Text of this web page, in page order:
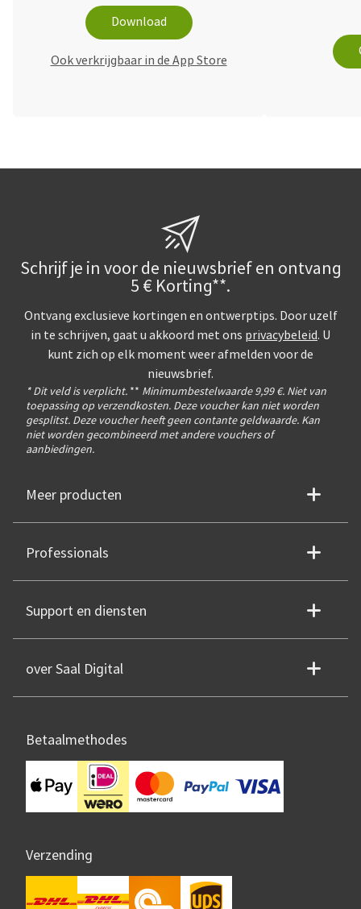
removing,
pictures around
Download
Ook verkrijgbaar in de App Store
Schrijf je in voor de nieuwsbrief en ontvang
5 € Korting**.
Ontvang exclusieve kortingen en ontwerptips. Door uzelf
in te schrijven, gaat u akkoord met ons privacybeleid. U
kunt zich op elk moment weer afmelden voor de
nieuwsbrief.
* Dit veld is verplicht. ** Minimumbestelwaarde 9,99 €. Niet van
toepassing op verzendkosten. Deze voucher kan niet worden
gesplitst. Deze voucher heeft geen contante geldwaarde. Kan
niet worden gecombineerd met andere vouchers of
aanbiedingen.
Meer producten
Professionals
Support en diensten
over Saal Digital
Betaalmethodes
Verzending